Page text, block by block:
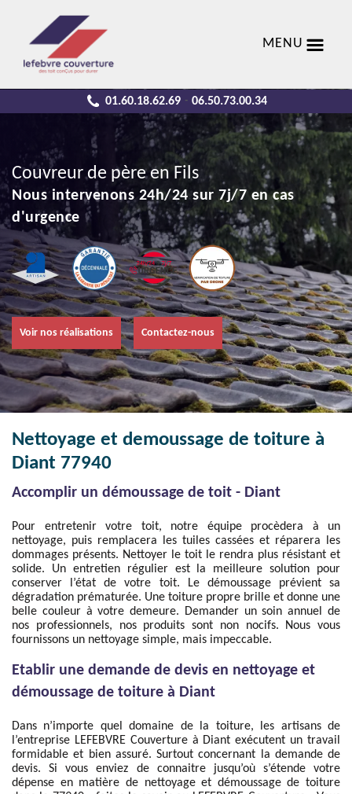
MENU
01.60.18.62.69 - 06.50.73.00.34
Couvreur de père en Fils
Nous intervenons 24h/24 sur 7j/7 en cas
d'urgence
Voir nos réalisations Contactez-nous
Nettoyage et demoussage de toiture à
Diant 77940
Accomplir un démoussage de toit - Diant
Pour entretenir votre toit, notre équipe procèdera à un
nettoyage, puis remplacera les tuiles cassées et réparera les
dommages présents. Nettoyer le toit le rendra plus résistant et
solide. Un entretien régulier est la meilleure solution pour
conserver l’état de votre toit. Le démoussage prévient sa
dégradation prématurée. Une toiture propre brille et donne une
belle couleur à votre demeure. Demander un soin annuel de
nos professionnels, nos produits sont non nocifs. Nous vous
fournissons un nettoyage simple, mais impeccable.
Etablir une demande de devis en nettoyage et
démoussage de toiture à Diant
Dans n’importe quel domaine de la toiture, les artisans de
l’entreprise LEFEBVRE Couverture à Diant exécutent un travail
formidable et bien assuré. Surtout concernant la demande de
devis. Si vous enviez de connaitre jusqu’où s’étende votre
dépense en matière de nettoyage et démoussage de toiture